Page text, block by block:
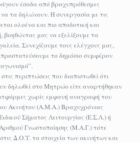
έσοδα από βραχυπρόθεσμες
να τα δηλώνουν. Η συνεργασία με τις
ολοένα και πιο αποδοτική και
βοηθώντας μας να εξελίξουμε τα
Συνεχίζουμε τους ελέγχους μας,
το δημόσιο συμφέρον
περιπτώσεις που διαπιστωθεί ότι
δηλωθεί στο Μητρώο είτε αναρτήθηκαν
χωρίς εμφανή αναγραφή του
Ακινήτου (Α.Μ.Α.) Βραχυχρόνιας
Σήματος Λειτουργίας (Ε.Σ.Λ.) ή
Γνωστοποίησης (Μ.Α.Γ.) τότε
Δ.Ο.Υ. τα στοιχεία των ακινήτων και